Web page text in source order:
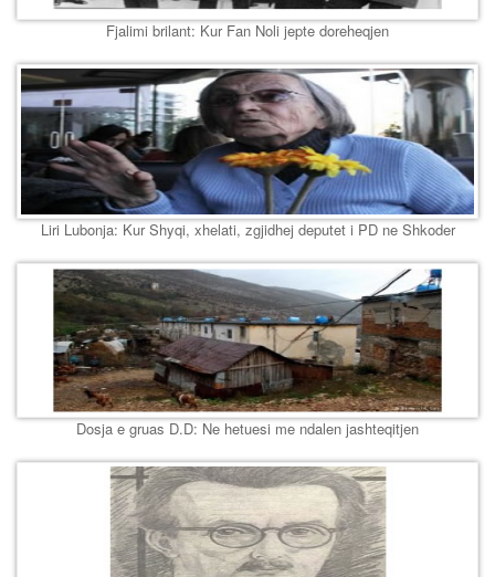
Fjalimi brilant: Kur Fan Noli jepte doreheqjen
Liri Lubonja: Kur Shyqi, xhelati, zgjidhej deputet i PD ne Shkoder
Dosja e gruas D.D: Ne hetuesi me ndalen jashteqitjen